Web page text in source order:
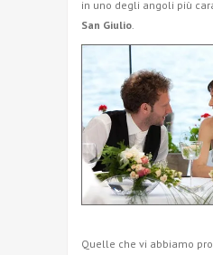
in uno degli angoli più
San Giulio
Quelle che vi abbiamo